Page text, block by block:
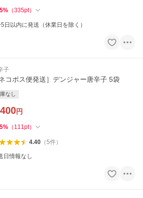
5% （335pt）
日以内に発送（休業日を除く）
子
ネコポス便発送］デンジャー唐辛子 5袋
なし
円
5% （ 111pt）
4.40（5件）
日情報なし